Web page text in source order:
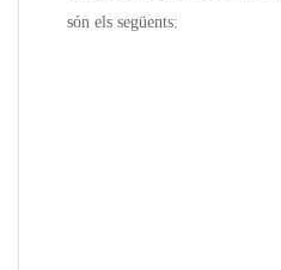
són els següents: